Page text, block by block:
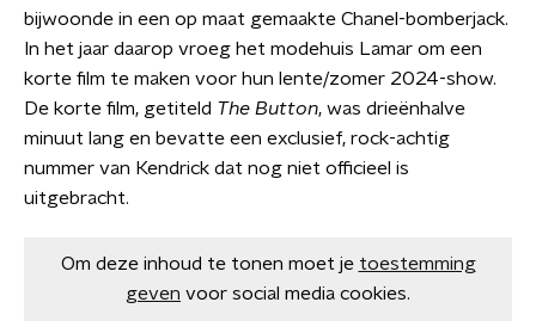
bijwoonde in een op maat gemaakte Chanel-bomberjack.
In het jaar daarop vroeg het modehuis Lamar om een
korte film te maken voor hun lente/zomer 2024-show.
De korte film, getiteld The Button, was drieënhalve
minuut lang en bevatte een exclusief, rock-achtig
nummer van Kendrick dat nog niet officieel is
uitgebracht.
Om deze inhoud te tonen moet je toestemming
geven voor social media cookies.